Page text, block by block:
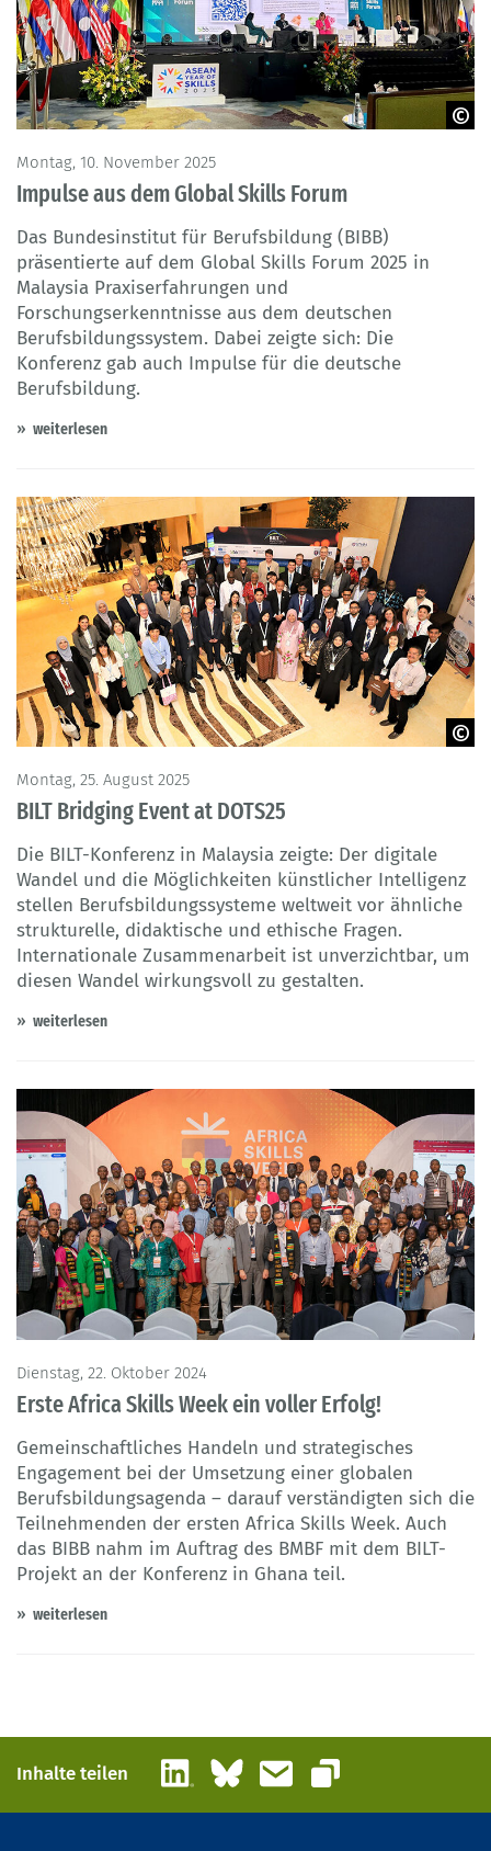
Montag, 10. November 2025
Impulse aus dem Global Skills Forum
Das Bundesinstitut für Berufsbildung (BIBB)
präsentierte auf dem Global Skills Forum 2025 in
Malaysia Praxiserfahrungen und
Forschungserkenntnisse aus dem deutschen
Berufsbildungssystem. Dabei zeigte sich: Die
Konferenz gab auch Impulse für die deutsche
Berufsbildung.
weiterlesen
Montag, 25. August 2025
BILT Bridging Event at DOTS25
Die BILT-Konferenz in Malaysia zeigte: Der digitale
Wandel und die Möglichkeiten künstlicher Intelligenz
stellen Berufsbildungssysteme weltweit vor ähnliche
strukturelle, didaktische und ethische Fragen.
Internationale Zusammenarbeit ist unverzichtbar, um
diesen Wandel wirkungsvoll zu gestalten.
weiterlesen
Dienstag, 22. Oktober 2024
Erste Africa Skills Week ein voller Erfolg!
Gemeinschaftliches Handeln und strategisches
Engagement bei der Umsetzung einer globalen
Berufsbildungsagenda – darauf verständigten sich die
Teilnehmenden der ersten Africa Skills Week. Auch
das BIBB nahm im Auftrag des BMBF mit dem BILT-
Projekt an der Konferenz in Ghana teil.
weiterlesen
Inhalte teilen LinkedInBlueskyE-Mail
Link kopieren